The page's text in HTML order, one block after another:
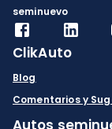
seminuevo
ClikAuto
Blog
Comentarios y
Autos